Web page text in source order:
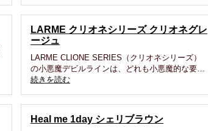
LARME クリオネシリーズ クリオネグレ
ージュ
LARME CLIONE SERIES（クリオネシリーズ）
の小悪魔デビルラインは、どれも小悪魔的な要…
続きを読む
Heal me 1day シェリブラウン